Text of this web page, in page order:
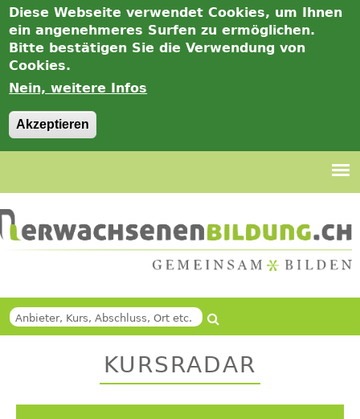
Diese Webseite verwendet Cookies, um Ihnen
ein angenehmeres Surfen zu ermöglichen.
Bitte bestätigen Sie die Verwendung von
Cookies.
Nein, weitere Infos
Akzeptieren
Suche
Back
KURSRADAR